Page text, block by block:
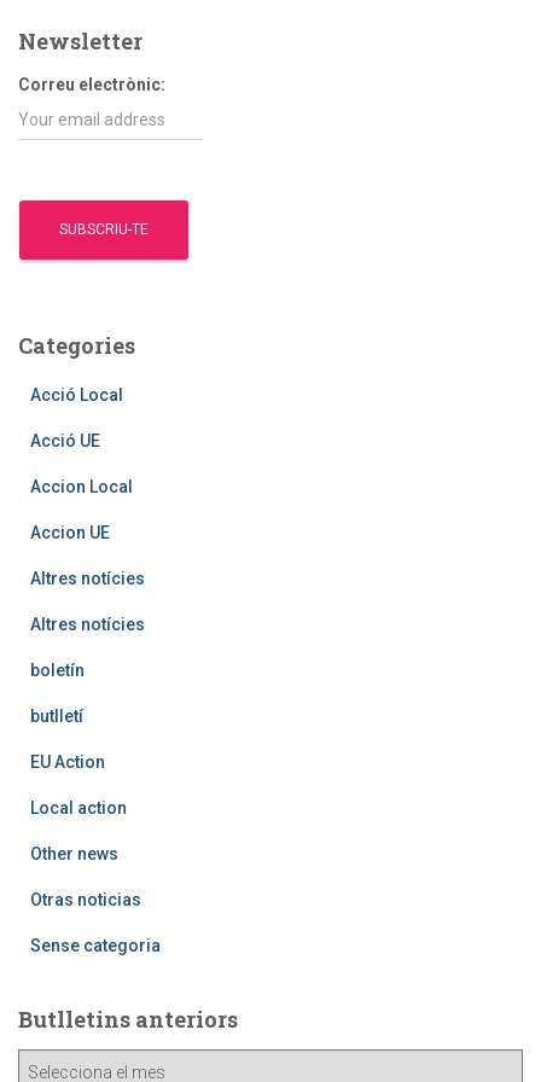
:Newsletter
Correu electrònic:
Categories
Acció Local
Acció UE
Accion Local
Accion UE
Altres notícies
Altres notícies
boletín
butlletí
EU Action
Local action
Other news
Otras noticias
Sense categoria
Butlletins anteriors